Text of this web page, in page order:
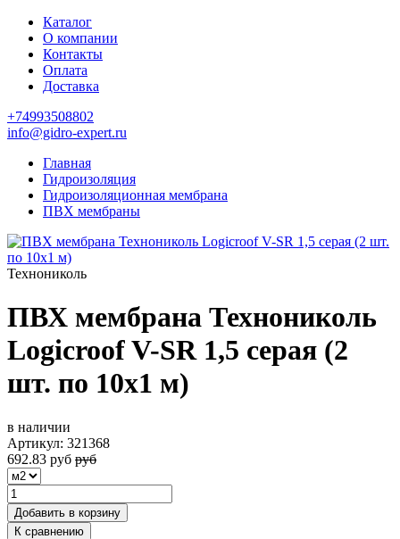
Каталог
О компании
Контакты
Оплата
Доставка
+74993508802
info@gidro-expert.ru
Главная
Гидроизоляция
Гидроизоляционная мембрана
ПВХ мембраны
Технониколь
ПВХ мембрана Технониколь
Logicroof V-SR 1,5 серая (2
шт. по 10х1 м)
в наличии
Артикул: 321368
692.83 руб руб
Добавить в корзину
К сравнению